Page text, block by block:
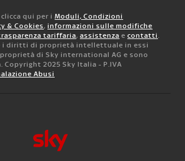
qui per i Moduli, Condizioni
& Cookies, informazioni sulle modifiche
tariffaria, assistenza e contatti.
i diritti di proprietà intellettuale in essi
di Sky international AG e sono
2025 Sky Italia - P.IVA
Abusi